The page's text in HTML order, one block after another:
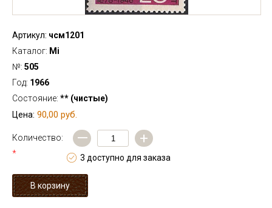
Артикул: чсм1201
Каталог: Mi
№: 505
Год: 1966
Состояние: ** (чистые)
Цена: 90,00 руб.
Количество:
*
— +
3 доступно для заказа